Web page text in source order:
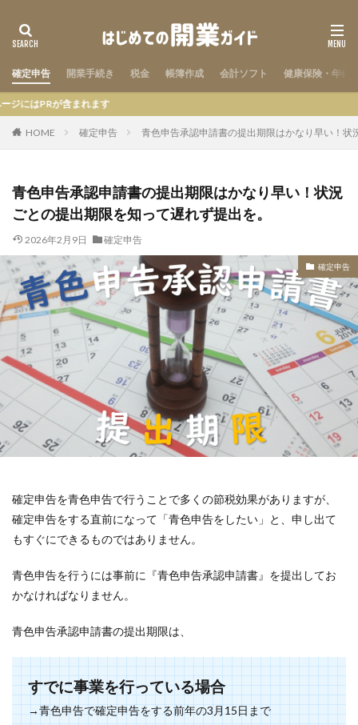
確定申告 開業手続き 税金 帳簿作成 会計ソフト 健康保険・年金
まれます
HOME 確定申告 青色申告承認申請書の提出期限はかなり早い！
青色申告承認申請書の提出期限はかなり早い！状況
ごとの提出期限を知って遅れず提出を。
2026年2月9日 確定申告
確定申告
確定申告を青色申告で行うことで多くの節税効果がありますが、
確定申告をする直前になって「青色申告をしたい」と、申し出て
もすぐにできるものではありません。
青色申告を行うには事前に『青色申告承認申請書』を提出してお
かなければなりません。
青色申告承認申請書の提出期限は、
すでに事業を行っている場合
→青色申告で確定申告をする前年の3月15日まで